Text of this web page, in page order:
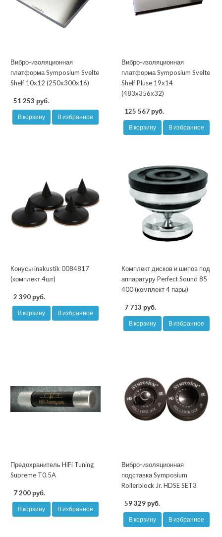
Вибро-изоляционная
платформа Symposium Svelte
Shelf 10x12 (250х300х16)
51 253 руб.
В корзину В избранное
Вибро-изоляционная
платформа Symposium Svelte
Shelf Pluse 19x14
(483х356х32)
125 567 руб.
В корзину В избранное
Конусы inakustik 0084817
(комплект 4шт)
2 390 руб.
В корзину В избранное
Комплект дисков и шипов под
аппаратуру Perfect Sound 85
400 (комплект 4 пары)
7 713 руб.
В корзину В избранное
Предохранитель HiFi Tuning
Supreme T0.5A
7 200 руб.
В корзину В избранное
Вибро-изоляционная
подставка Symposium
Rollerblock Jr. HDSE SET3
59 329 руб.
В корзину В избранное